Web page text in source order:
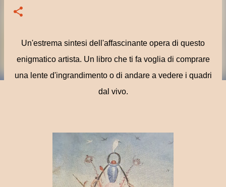
Un'estrema sintesi dell'affascinante opera di questo
enigmatico artista. Un libro che ti fa voglia di comprare
una lente d'ingrandimento o di andare a vedere i quadri
dal vivo.